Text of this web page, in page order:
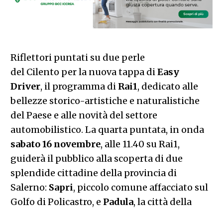
Riflettori puntati su due perle
del Cilento per la nuova tappa diEasy
Driver, il programma di Rai1, dedicato alle
bellezze storico-artistiche e naturalistiche
del Paese e alle novità del settore
automobilistico. La quarta puntata, in onda
sabato 16 novembre, alle 11.40 su Rai1,
guiderà il pubblico alla scoperta di due
splendide cittadine della provincia di
Salerno: Sapri, piccolo comune affacciato sul
Golfo di Policastro, e Padula, la città della